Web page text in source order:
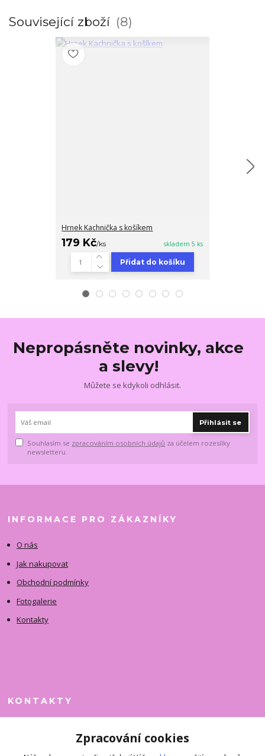
Související zboží 8
Hrnek Kachnička s košíkem
179 Kč/ks skladem 5 ks
Přidat do košíku
Nepropásněte novinky, akce
a slevy!
Můžete se kdykoli odhlásit.
Přihlásit se
Souhlasím se zpracováním osobních údajů za účelem rozesílky
newsletteru.
INFORMACE PRO ZÁKAZNÍKY
O nás
Jak nakupovat
Obchodní podmínky
Fotogalerie
Kontakty
KONTAKTY
+420 731 390 323Zpracování cookies